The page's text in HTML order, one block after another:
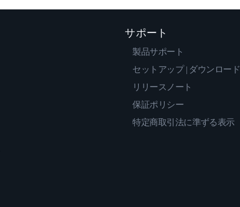
サポート
製品サポート
セットアップ | ダウンロード
リリースノート
保証ポリシー
特定商取引法に準ずる表示